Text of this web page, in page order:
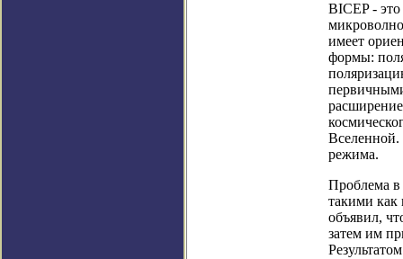
BICEP -
имеет
формы:
Вселенной.
режима.
Проблема в
такими как
объявил,
затем им